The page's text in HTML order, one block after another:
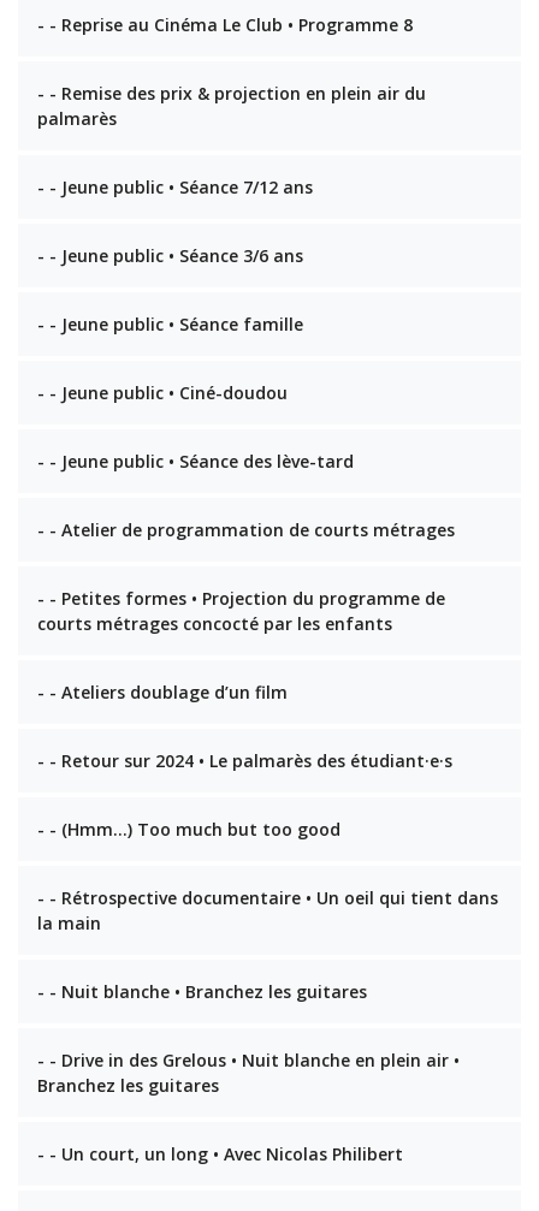
- - Reprise au Cinéma Le Club • Programme 8
- - Remise des prix & projection en plein air du
palmarès
- - Jeune public • Séance 7/12 ans
- - Jeune public • Séance 3/6 ans
- - Jeune public • Séance famille
- - Jeune public • Ciné-doudou
- - Jeune public • Séance des lève-tard
- - Atelier de programmation de courts métrages
- - Petites formes • Projection du programme de
courts métrages concocté par les enfants
- - Ateliers doublage d’un film
- - Retour sur 2024 • Le palmarès des étudiant·e·s
- - (Hmm…) Too much but too good
- - Rétrospective documentaire • Un oeil qui tient dans
la main
- - Nuit blanche • Branchez les guitares
- - Drive in des Grelous • Nuit blanche en plein air •
Branchez les guitares
- - Un court, un long • Avec Nicolas Philibert